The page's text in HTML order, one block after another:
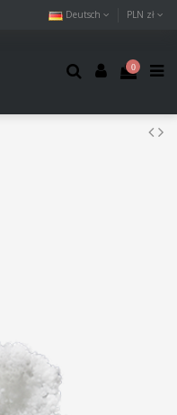
Deutsch PLN zł
0